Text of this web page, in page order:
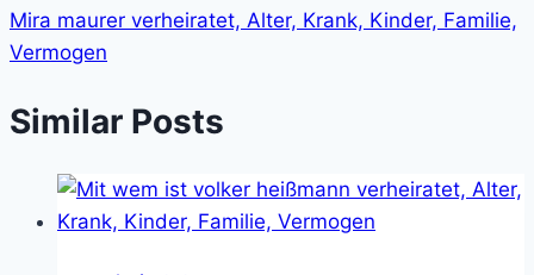
Mira maurer verheiratet, Alter, Krank, Kinder, Familie,
Vermogen
Similar Posts